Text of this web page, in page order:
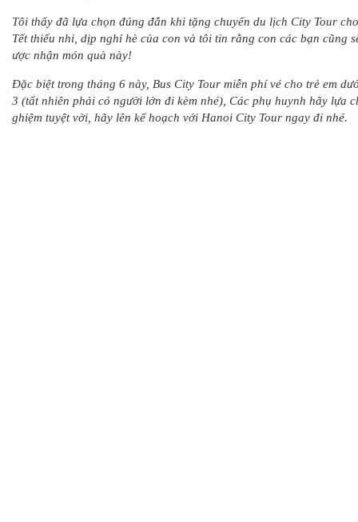
Tôi thấy đã lựa chọn đúng đắn khi tặng chuyến du lịch City Tour
Tết thiếu nhi, dịp nghỉ hè của con và tôi tin rằng con các bạn cũng
ược nhận món quà này!
Đặc biệt trong tháng 6 này, Bus City Tour miễn phí vé cho trẻ em
3 (tất nhiên phải có người lớn đi kèm nhé), Các phụ huynh hãy lựa
ghiệm tuyệt vời, hãy lên kế hoạch với Hanoi City Tour ngay đi nhé.